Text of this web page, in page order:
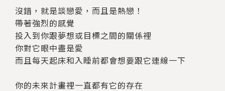
沒錯，就是談戀愛，而且是熱戀！
帶著強烈的感覺
投入到你跟夢想或目標之間的關係裡
你對它眼中盡是愛
而且每天起床和入睡前都會想要跟它連線一下
你的未來計畫裡一直都有它的存在